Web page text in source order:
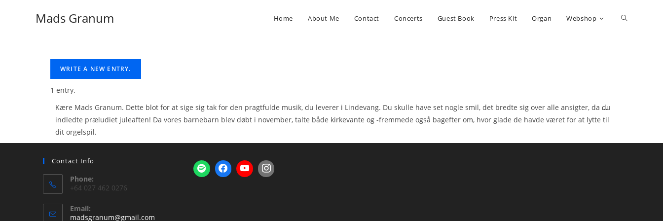
Mads Granum Home About Me Contact Concerts Guest Book Press Kit Organ Webshop
1 entry.
Kære Mads Granum. Dette blot for at sige sig tak for den pragtfulde musik, du leverer i Lindevang. Du skulle have set nogle smil, det bredte sig over alle ansigter, da du
indledte præludiet juleaften! Da vores barnebarn blev døbt i november, talte både kirkevante og -fremmede også bagefter om, hvor glade de havde været for at lytte til
dit orgelspil.
...
Contact Info
Phone:
+64 027 462 0276
Email:
madsgranum@gmail.com